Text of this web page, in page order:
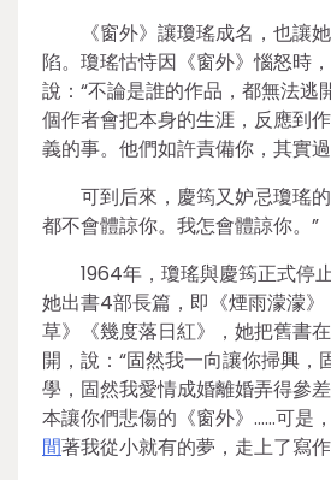
《窗外》讓瓊瑤成名，也讓
陷。瓊瑤怙恃因《窗外》惱怒時
說：“不論是誰的作品，都無法逃
個作者會把本身的生涯，反應到
義的事。他們如許責備你，其實
可到后來，慶筠又妒忌瓊瑤
都不會體諒你。我怎會體諒你。”
1964年，瓊瑤與慶筠正式停
她出書4部長篇，即《煙雨濛濛
草》《幾度落日紅》，她把舊書
開，說：“固然我一向讓你掃興，
學，固然我愛情成婚離婚弄得參
本讓你們悲傷的《窗外》……可是
間著我從小就有的夢，走上了寫